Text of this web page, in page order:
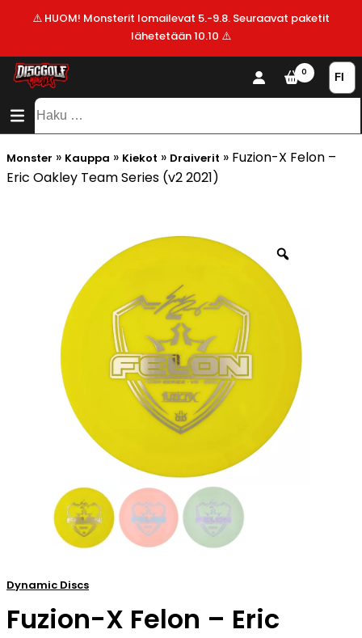
⚠️ HUOM! Monsterit lomailevat 5.-9.8. Seuraavat paketit
lähetetään 10.10 ⚠️
VALMISTAJAT
ALE!
UUSIMMAT
LISÄYKSET
SISÄLTÖ
SITEMAP
Haku:
0
Monster » Kauppa » Kiekot » Draiverit » Fuzion-X Felon –
Eric Oakley Team Series (v2 2021)
Dynamic Discs
Fuzion-X Felon – Eric